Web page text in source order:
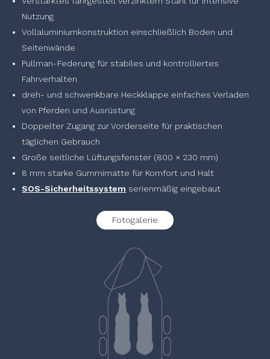
Nutzung
Vollaluminiumkonstruktion einschließlich Boden und
Seitenwände
Pullman-Federung für stabiles und kontrolliertes
Fahrverhalten
dreh- und schwenkbare Heckklappe einfaches Verladen
von Pferden und Ausrüstung
Doppelter Zugang zur Vorderseite für praktischen
täglichen Gebrauch
Große seitliche Lüftungsfenster (800 × 230 mm)
8 mm starke Gummimatte für Komfort und Halt
SOS-Sicherheitssystem serienmäßig eingebaut
Fotogalerie